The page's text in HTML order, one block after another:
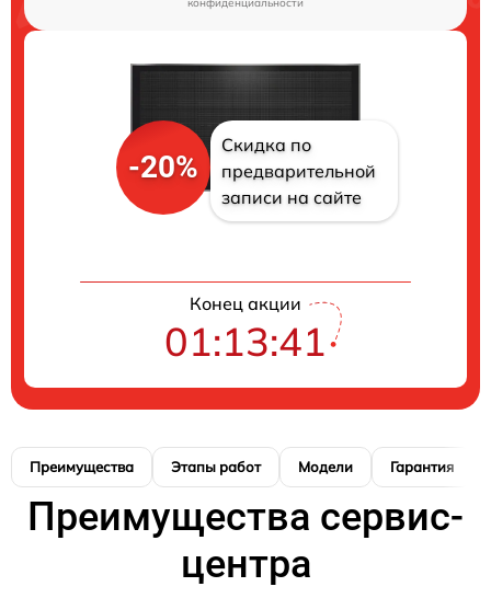
-20%
Скидка по
предварительной
записи на сайте
Конец акции
01:13:40
Преимущества Этапы работ Модели Гарантия
Преимущества сервис-
центра